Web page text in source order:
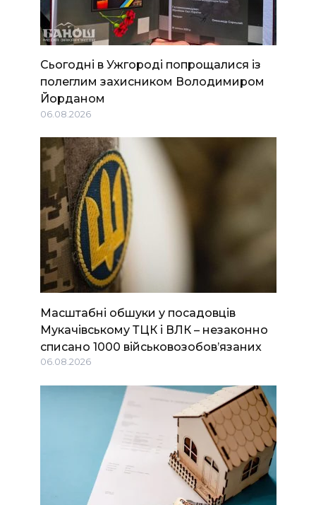
Сьогодні в Ужгороді попрощалися із
полеглим захисником Володимиром
Йорданом
06.08.2026
Масштабні обшуки у посадовців
Мукачівському ТЦК і ВЛК – незаконно
списано 1000 військовозобов’язаних
06.08.2026